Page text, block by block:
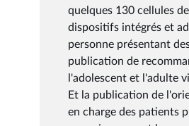
quelques 130 cellules
dispositifs intégrés et
personne présentant
publication de
l'adolescent et l'adulte
Et la publication de
en charge des patients